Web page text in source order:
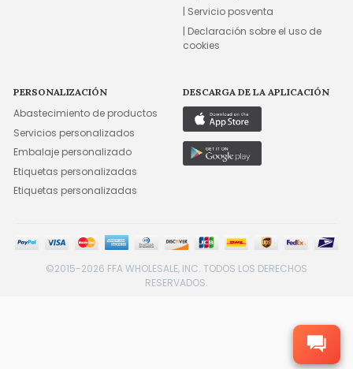
| Servicio posventa
| Declaración sobre el uso de
cookies
PERSONALIZACIÓN
Abastecimiento de productos
Servicios personalizados
Embalaje personalizado
Etiquetas personalizadas
Etiquetas personalizadas
DESCARGA DE LA APLICACIÓN
©2015-2026 FFA WHOLESALE, INC. TODOS LOS DERECHOS
RESERVADOS.